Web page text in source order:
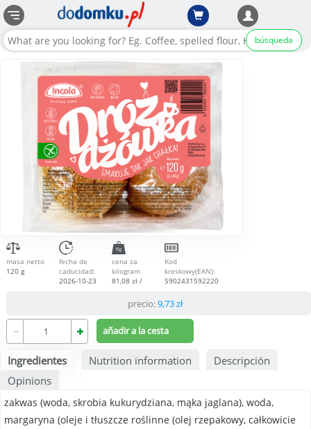
búsqueda
masa netto
120 g
fecha de
caducidad:
2026-10-23
cena za
kilogram
81,08 zł /
Kod
kreskowy(EAN):
5902431592220
precio:9,73zł
Ingredientes Nutrition information
Descripción
Opinions
zakwas (woda, skrobia kukurydziana, mąka jaglana), woda,
margaryna (oleje i tłuszcze roślinne (olej rzepakowy, całkowicie